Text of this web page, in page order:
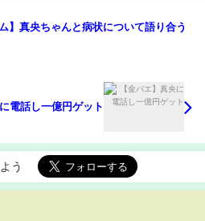
】真央ちゃんと病状について語り合う
電話し一億円ゲット
う